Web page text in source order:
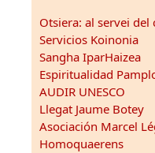
Otsiera: al servei
Servicios Koinonia
Sangha IparHaizea
Espiritualidad
AUDIR UNESCO
Llegat Jaume Botey
Asociación Marcel
Homoquaerens